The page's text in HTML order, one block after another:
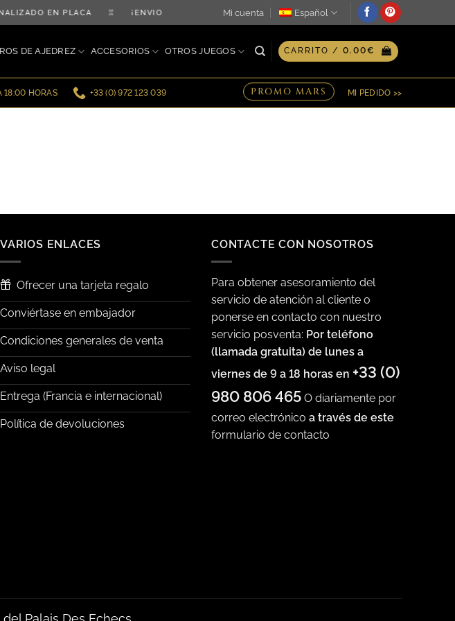
EN PLACA ♖ ¡ENVÍO GRATIS HASTA 31 AGOSTO! ♖ PIDA ANTES DEL
Mi cuenta Español
DE AJEDREZ ACCESORIOS OTROS JUEGOS CARRITO / 0.00€
18:00 HORAS +33 (0) 972 123 039 PROMO MARS MI PEDIDO >>
VARIOS ENLACES
Ofrecer una tarjeta regalo
Conviértase en embajador
Condiciones generales de venta
Aviso legal
Entrega (Francia e internacional)
Política de devoluciones
CONTACTE CON NOSOTROS
Para obtener asesoramiento del
servicio de atención al cliente o
ponerse en contacto con nuestro
servicio posventa: Por teléfono
(llamada gratuita) de lunes a
viernes de 9 a 18 horas en +33 (0)
980 806 465 O diariamente por
correo electrónico a través de este
formulario de contacto